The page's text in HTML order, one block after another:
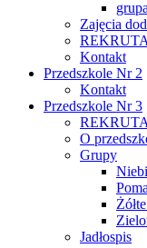
Zajęcia
Kontakt
Przedszkole Nr 2
Kontakt
Przedszkole Nr 3
O
Grupy
Jadłospis